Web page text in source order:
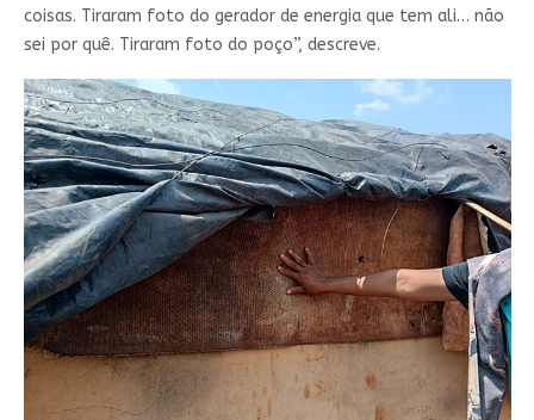
coisas. Tiraram foto do gerador de energia que tem ali… não
sei por quê. Tiraram foto do poço”, descreve.